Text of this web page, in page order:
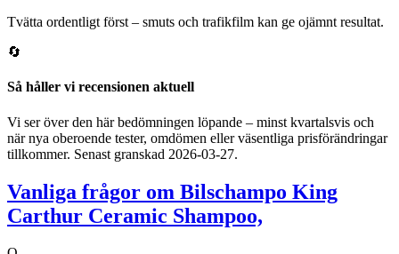
Tvätta ordentligt först – smuts och trafikfilm kan ge ojämnt resultat.
🔄
Så håller vi recensionen aktuell
Vi ser över den här bedömningen löpande – minst kvartalsvis och
när nya oberoende tester, omdömen eller väsentliga prisförändringar
tillkommer. Senast granskad 2026-03-27.
Vanliga frågor om Bilschampo King
Carthur Ceramic Shampoo,